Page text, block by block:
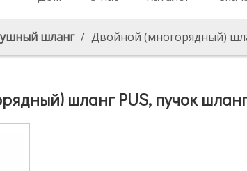
шланг / Двойной (многорядный)
шланг PUS, пучок